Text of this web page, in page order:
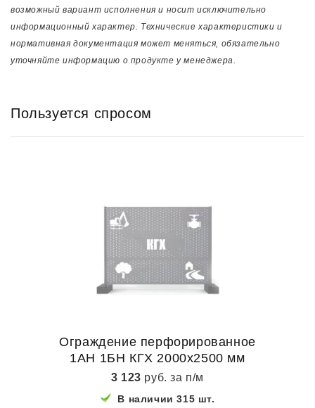
возможный вариант исполнения и носит исключительно
информационный характер. Технические характеристики и
нормативная документация может меняться, обязательно
уточняйте информацию о продукте у менеджера.
Пользуется спросом
Ограждение перфорированное
1АН 1БН КГХ 2000х2500 мм
3 123 руб. за п/м
В наличии 315 шт.